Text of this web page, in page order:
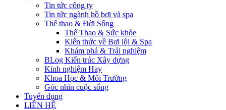
Tin tức công ty
Tin tức ngành hồ bơi và spa
Thể thao & Đời Sống
Thể Thao & Sức khỏe
Kiến thức về Bơi lội & Spa
Khám phá & Trải nghiệm
BLog Kiến trúc Xây dựng
Kinh nghiệm Hay
Khoa Học & Môi Trường
Góc nhìn cuộc sống
Tuyển dụng
LIÊN HỆ